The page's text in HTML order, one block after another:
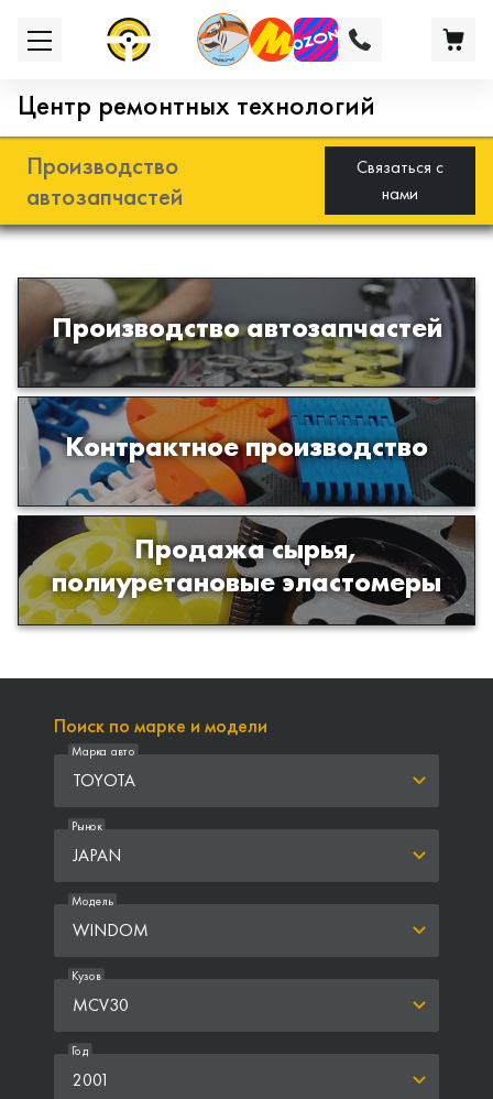
Центр ремонтных технологий
Производство
автозапчастей
Связаться с
нами
Производство автозапчастей
Разработка и производство деталей
из эластомеров для подвески
автомобиля
Контрактное производство
Производство изделий из пластиков
и полимеров по образцам либо
чертежам заказчика
Продажа сырья,
полиуретановые эластомеры
Продажа сырья для производства
изделий из полиуретана
Поиск по марке и модели
TOYOTA
Марка авто
JAPAN
Рынок
WINDOM
Модель
MCV30
Кузов
2001
Год